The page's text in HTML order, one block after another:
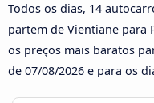
Todos os dias, 14
partem de Vientiane para
os preços mais baratos
de 07/08/2026 e para os